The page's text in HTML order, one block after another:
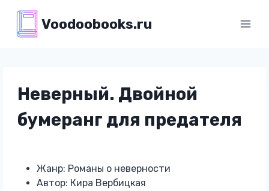
содержимому
Voodoobooks.ru
Неверный. Двойной
бумеранг для предателя
Жанр: Романы о неверности
Автор: Кира Вербицкая